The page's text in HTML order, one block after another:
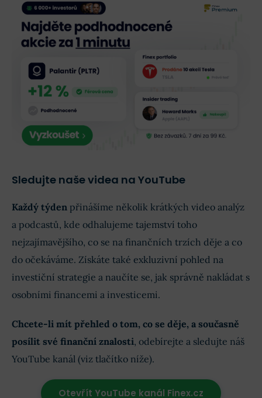
Sledujte naše videa na YouTube
Každý týden přinášíme několik krátkých video analýz
a podcastů, kde odhalujeme tajemství toho
nejzajímavějšího, co se na finančních trzích děje a co
do očekáváme. Získáte také exkluzivní pohled na
investiční strategie a naučíte se, jak správně nakládat s
osobními financemi a investicemi.
Chcete-li mít přehled o tom, co se děje, a současně
posílit své finanční znalosti, odebírejte a sledujte náš
YouTube kanál (viz tlačítko níže).
Otevřít YouTube kanál Finex.cz